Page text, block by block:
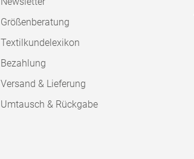
Größenberatung
Textilkundelexikon
Bezahlung
Versand & Lieferung
Umtausch & Rückgabe